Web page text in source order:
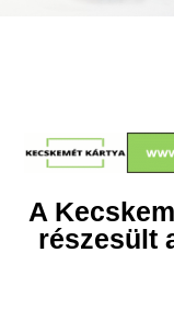
A
részesült